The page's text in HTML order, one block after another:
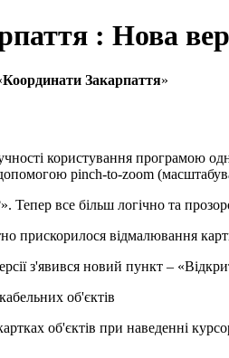
: Нова
Координати Закарпаття»
користування програмою
pinch-to-zoom
Тепер все більш логічно та
прискорилося відмалювання
з'явився новий пункт –
об'єктів
об'єктів при наведенні